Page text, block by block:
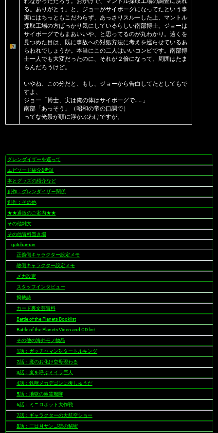
る。ありがとう」と、ジョーがサイボーグになってたという事
実にはちっともこだわらず、あっさりスルーした上、マントル
採取工場の方ばっかり気にしているらしい南部博士。ジョーは
サイボーグでもまあいいや、と思ってるのが丸わかり。遠くを
見つめた目は、既に事故への対処方法に考えを巡らせているあ
らわれでしょうか。本当にこの二人はいいコンビです。南部博
士一人でも大変だったのに、それが２倍になって、周囲はたま
らんだろうけど。
いやね、この分だと、もし、ジョーから告白してたとしてもで
すよ、
ジョー「博士、実は俺の体はサイボーグで……」
南部「あっそう」（昭和の帝の口調で）
ってな光景が頭に浮かぶわけですが。
ナ
ビ
ゲ
ー
シ
ョ
ン
グレンダイザーを巡って
エピソード紹介&考証
本とグッズの紹介など
創作：グレンダイザー関係
創作：その他
★★通販のご案内★★
その他雑文
その他資料置き場
gatchaman
正義側キャラクター設定メモ
敵側キャラクター設定メモ
メカ設定
スタッフインタビュー
掲載誌
カード裏文芸資料
Battle of the Planets Booklist
Battle of the Planets Video and CD list
その他の海外モノ物品
1話：ガッチャマン対タートルキング
2話：魔のお化け空母現わる
3話：嵐を呼ぶミイラ巨人
4話：鉄獣メカデゴンに復しゅうだ
5話：地獄の幽霊艦隊
6話：ミニロボット大作戦
7話：ギャラクターの大航空ショー
8話：三日月サンゴ礁の秘密